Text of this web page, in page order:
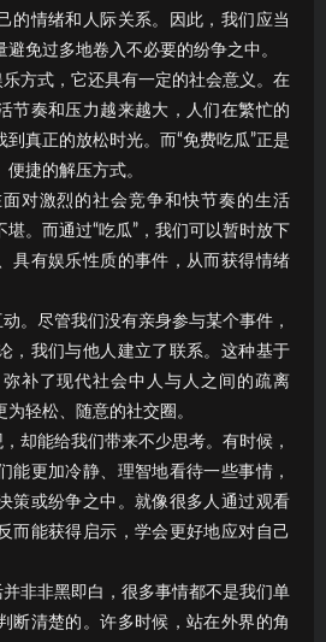
的情绪和人际关系。因此，我们应当
免过多地卷入不必要的纷争之中。
乐方式，它还具有一定的社会意义。在
节奏和压力越来越大，人们在繁忙的
真正的放松时光。而“免费吃瓜”正是
捷的解压方式。
对激烈的社会竞争和快节奏的生活
堪。而通过“吃瓜”，我们可以暂时放下
具有娱乐性质的事件，从而获得情绪
。尽管我们没有亲身参与某个事件，
，我们与他人建立了联系。这种基于
补了现代社会中人与人之间的疏离
轻松、随意的社交圈。
却能给我们带来不少思考。有时候，
能更加冷静、理智地看待一些事情，
策或纷争之中。就像很多人通过观看
而能获得启示，学会更好地应对自己
并非非黑即白，很多事情都不是我们单
断清楚的。许多时候，站在外界的角